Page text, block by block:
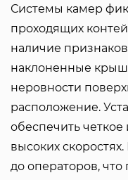
Системы камер
проходящих
наличие
наклоненные
неровности
расположение.
обеспечить
высоких
до операторов,